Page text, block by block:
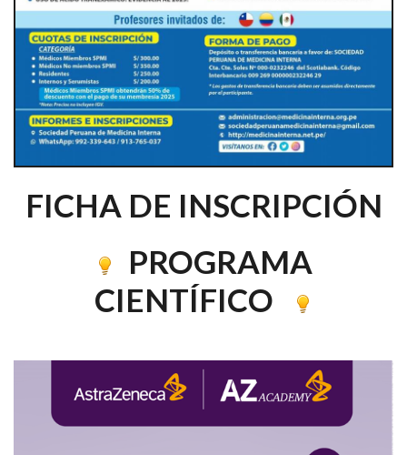
FICHA DE INSCRIPCIÓN
PROGRAMA
CIENTÍFICO